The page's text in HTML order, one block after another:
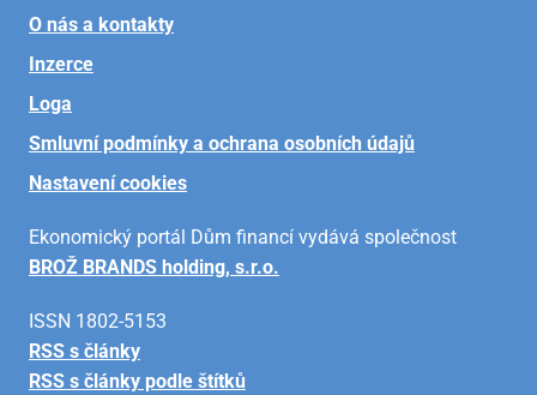
O nás a kontakty
Inzerce
Loga
Smluvní podmínky a ochrana osobních údajů
Nastavení cookies
Ekonomický portál Dům financí vydává společnost
BROŽ BRANDS holding, s.r.o.
ISSN 1802-5153
RSS s články
RSS s články podle štítků